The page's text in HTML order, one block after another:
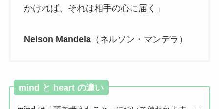
かければ、それは相手の心に届く」
Nelson Mandela（ネルソン・マンデラ）
mind と heart の違い